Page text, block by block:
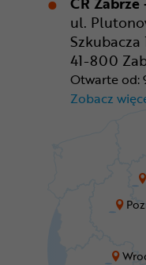
ul.
Szkubacza
41-800
Otwarte od:
Zobacz